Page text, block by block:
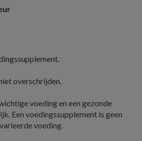
overschrijden.
voeding en een gezonde
Een voedingssupplement is geen
voeding.